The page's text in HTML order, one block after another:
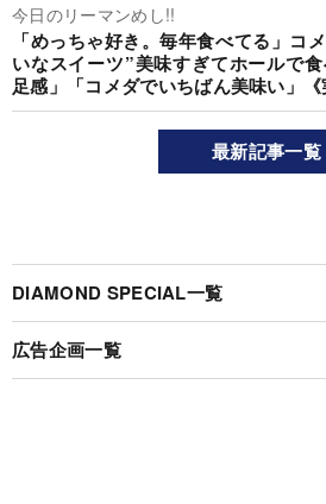
今日のリーマンめし!!
「めっちゃ好き。毎年食べてる」コ
いなスイーツ”美味すぎてホールで
足感」「コメダでいちばん美味い」《
最新記事一覧
DIAMOND SPECIAL一覧
広告企画一覧